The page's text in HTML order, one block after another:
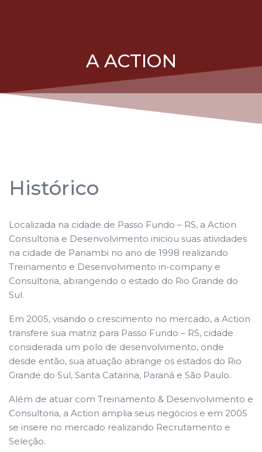
A ACTION
Histórico
Localizada na cidade de Passo Fundo – RS, a Action
Consultoria e Desenvolvimento iniciou suas atividades
na cidade de Panambi no ano de 1998 realizando
Treinamento e Desenvolvimento in-company e
Consultoria, abrangendo o estado do Rio Grande do
Sul.
Em 2005, visando o crescimento no mercado, a Action
transfere sua matriz para Passo Fundo – RS, cidade
considerada um polo de desenvolvimento, onde
desde então, sua atuação abrange os estados do Rio
Grande do Sul, Santa Catarina, Paraná e São Paulo.
Além de atuar com Treinamento & Desenvolvimento e
Consultoria, a Action amplia seus negócios e em 2005
se insere no mercado realizando Recrutamento e
Seleção.